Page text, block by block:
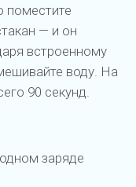
поместите
— и он
встроенному
воду. На
90 секунд.
заряде